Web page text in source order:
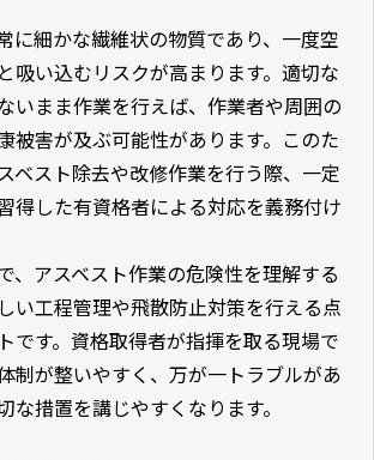
に細かな繊維状の物質であり、一度空
吸い込むリスクが高まります。適切な
いまま作業を行えば、作業者や周囲の
被害が及ぶ可能性があります。このた
ベスト除去や改修作業を行う際、一定
得した有資格者による対応を義務付け
、アスベスト作業の危険性を理解する
い工程管理や飛散防止対策を行える点
です。資格取得者が指揮を取る現場で
制が整いやすく、万が一トラブルがあ
な措置を講じやすくなります。